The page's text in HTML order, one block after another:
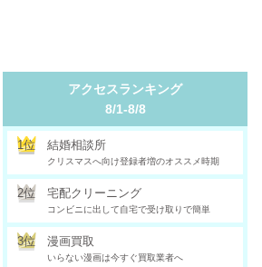
アクセスランキング
8/1-8/8
1位 結婚相談所
クリスマスへ向け登録者増のオススメ時期
2位 宅配クリーニング
コンビニに出して自宅で受け取りで簡単
3位 漫画買取
いらない漫画は今すぐ買取業者へ